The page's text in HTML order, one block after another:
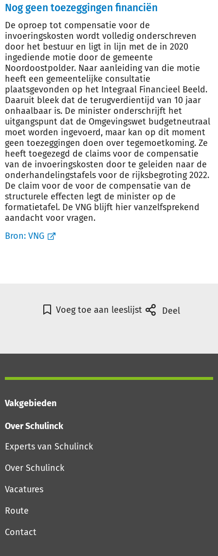
Nog geen toezeggingen financiën
De oproep tot compensatie voor de
invoeringskosten wordt volledig onderschreven
door het bestuur en ligt in lijn met de in 2020
ingediende motie door de gemeente
Noordoostpolder. Naar aanleiding van die motie
heeft een gemeentelijke consultatie
plaatsgevonden op het Integraal Financieel Beeld.
Daaruit bleek dat de terugverdientijd van 10 jaar
onhaalbaar is. De minister onderschrijft het
uitgangspunt dat de Omgevingswet budgetneutraal
moet worden ingevoerd, maar kan op dit moment
geen toezeggingen doen over tegemoetkoming. Ze
heeft toegezegd de claims voor de compensatie
van de invoeringskosten door te geleiden naar de
onderhandelingstafels voor de rijksbegroting 2022.
De claim voor de voor de compensatie van de
structurele effecten legt de minister op de
formatietafel. De VNG blijft hier vanzelfsprekend
aandacht voor vragen.
Bron: VNG
Voeg toe aan leeslijst Deel
Vakgebieden
Over Schulinck
Experts van Schulinck
Over Schulinck
Vacatures
Route
Contact